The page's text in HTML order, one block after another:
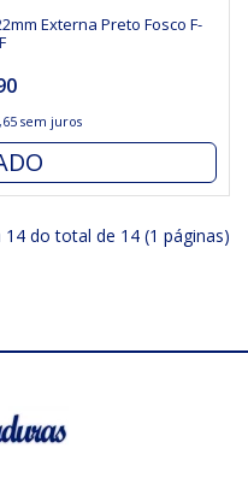
Externa Preto Fosco F-
sem juros
14 do total de 14 (1 páginas)